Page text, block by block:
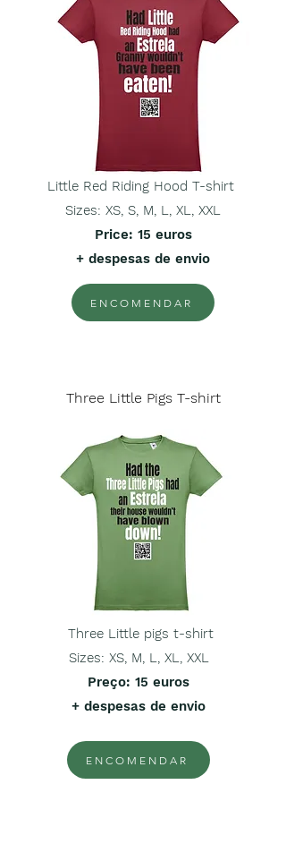
Little Red Riding Hood T-shirt
Sizes: XS, S, M, L, XL, XXL
Price: 15 euros
+ despesas de envio
ENCOMENDAR
Three Little Pigs T-shirt
Three Little pigs t-shirt
Sizes: XS, M, L, XL, XXL
Preço: 15 euros
+ despesas de envio
ENCOMENDAR